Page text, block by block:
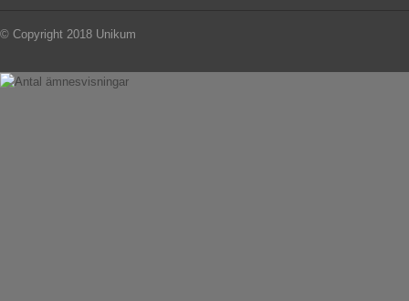
© Copyright 2018 Unikum